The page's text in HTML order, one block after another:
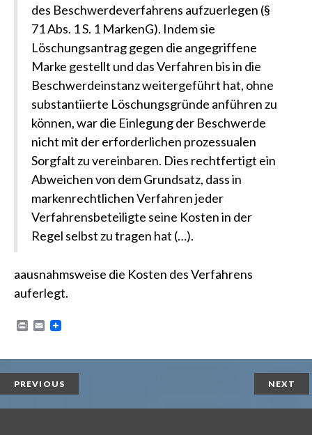
des Beschwerdeverfahrens aufzuerlegen (§
71 Abs. 1 S. 1 MarkenG). Indem sie
Löschungsantrag gegen die angegriffene
Marke gestellt und das Verfahren bis in die
Beschwerdeinstanz weitergeführt hat, ohne
substantiierte Löschungsgründe anführen zu
können, war die Einlegung der Beschwerde
nicht mit der erforderlichen prozessualen
Sorgfalt zu vereinbaren. Dies rechtfertigt ein
Abweichen von dem Grundsatz, dass in
markenrechtlichen Verfahren jeder
Verfahrensbeteiligte seine Kosten in der
Regel selbst zu tragen hat (…).
aausnahmsweise die Kosten des Verfahrens
auferlegt.
P
n
t
E
i
l
PREVIOUS NEXT